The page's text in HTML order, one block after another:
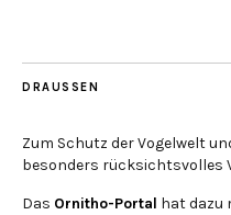
DRAUSSEN
Zum Schutz der Vogelwelt
besonders rücksichtsvolles
Das Ornitho-Portal hat dazu